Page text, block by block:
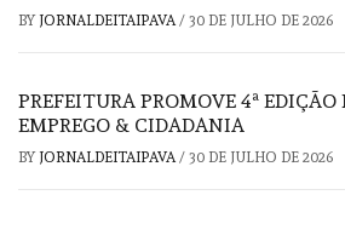
BY JORNALDEITAIPAVA/ 30 DE JULHO DE 2026
PREFEITURA PROMOVE 4ª
EMPREGO & CIDADANIA
BY JORNALDEITAIPAVA/ 30 DE JULHO DE 2026